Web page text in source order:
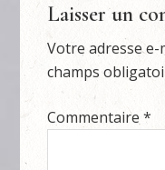
Laisser un
Votre adresse e-
champs
Commentaire*